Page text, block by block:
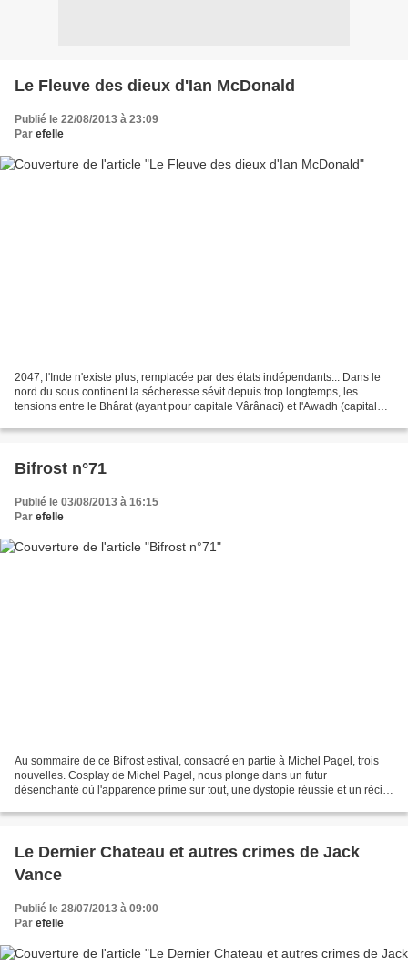
Le Fleuve des dieux d'Ian McDonald
Publié le 22/08/2013 à 23:09
Par efelle
2047, l'Inde n'existe plus, remplacée par des états indépendants... Dans le
nord du sous continent la sécheresse sévit depuis trop longtemps, les
tensions entre le Bhârat (ayant pour capitale Vârânaci) et l'Awadh (capitale
Bifrost n°71
Publié le 03/08/2013 à 16:15
Par efelle
Au sommaire de ce Bifrost estival, consacré en partie à Michel Pagel, trois
nouvelles. Cosplay de Michel Pagel, nous plonge dans un futur
désenchanté où l'apparence prime sur tout, une dystopie réussie et un récit
Le Dernier Chateau et autres crimes de Jack
Vance
Publié le 28/07/2013 à 09:00
Par efelle